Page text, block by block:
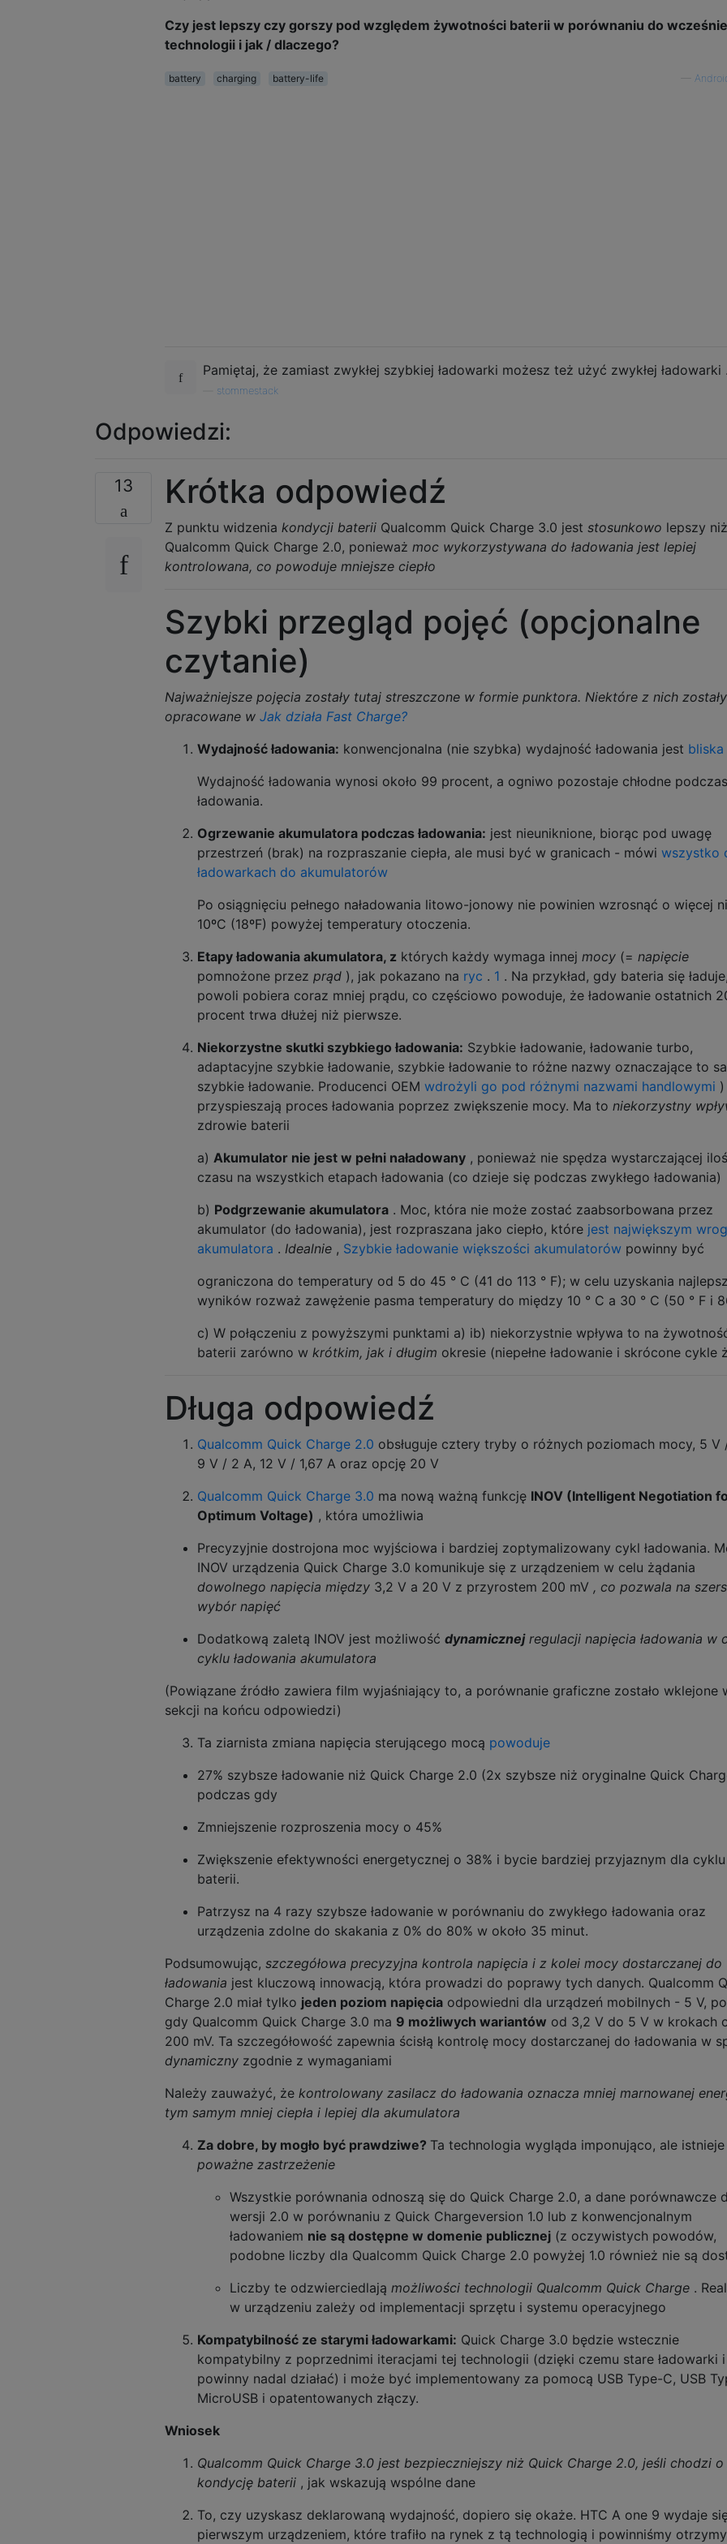
Czy jest lepszy czy gorszy pod względem żywotności baterii w porównaniu do
technologii i jak / dlaczego?
battery charging battery-life
Pamiętaj, że zamiast zwykłej szybkiej ładowarki możesz też użyć zwykłej ładowarki
stommestack
Odpowiedzi:
13 Krótka odpowiedź
Z punktu widzenia kondycji baterii Qualcomm Quick Charge 3.0 jest stosunkowo lepszy niż
Qualcomm Quick Charge 2.0, ponieważ moc wykorzystywana do ładowania jest lepiej
kontrolowana, co powoduje mniejsze ciepło
Szybki przegląd pojęć (opcjonalne
czytanie)
Najważniejsze pojęcia zostały tutaj streszczone w formie punktora. Niektóre z nich zostały
opracowane w Jak działa Fast Charge?
Wydajność ładowania: konwencjonalna (nie szybka) wydajność ładowania jest bliska
Wydajność ładowania wynosi około 99 procent, a ogniwo pozostaje chłodne podczas
ładowania.
Ogrzewanie akumulatora podczas ładowania: jest nieuniknione, biorąc pod uwagę
przestrzeń (brak) na rozpraszanie ciepła, ale musi być w granicach - mówi wszystko
ładowarkach do akumulatorów
Po osiągnięciu pełnego naładowania litowo-jonowy nie powinien wzrosnąć o więcej
10ºC (18ºF) powyżej temperatury otoczenia.
Etapy ładowania akumulatora, z których każdy wymaga innej mocy (= napięcie
pomnożone przez prąd ), jak pokazano na ryc . 1 . Na przykład, gdy bateria się
powoli pobiera coraz mniej prądu, co częściowo powoduje, że ładowanie ostatnich
procent trwa dłużej niż pierwsze.
Niekorzystne skutki szybkiego ładowania: Szybkie ładowanie, ładowanie turbo,
adaptacyjne szybkie ładowanie, szybkie ładowanie to różne nazwy oznaczające to
szybkie ładowanie. Producenci OEM wdrożyli go pod różnymi nazwami handlowymi )
przyspieszają proces ładowania poprzez zwiększenie mocy. Ma to niekorzystny
zdrowie baterii
a) Akumulator nie jest w pełni naładowany , ponieważ nie spędza wystarczającej
czasu na wszystkich etapach ładowania (co dzieje się podczas zwykłego ładowania)
b) Podgrzewanie akumulatora . Moc, która nie może zostać zaabsorbowana przez
akumulator (do ładowania), jest rozpraszana jako ciepło, które jest największym
akumulatora . Idealnie , Szybkie ładowanie większości akumulatorów powinny być
ograniczona do temperatury od 5 do 45 ° C (41 do 113 ° F); w celu uzyskania
wyników rozważ zawężenie pasma temperatury do między 10 ° C a 30 ° C (50 ° F i
c) W połączeniu z powyższymi punktami a) ib) niekorzystnie wpływa to na
baterii zarówno w krótkim, jak i długim okresie (niepełne ładowanie i skrócone cykle
Długa odpowiedź
Qualcomm Quick Charge 2.0 obsługuje cztery tryby o różnych poziomach mocy, 5 V
9 V / 2 A, 12 V / 1,67 A oraz opcję 20 V
Qualcomm Quick Charge 3.0 ma nową ważną funkcję INOV (Intelligent Negotiation
Optimum Voltage) , która umożliwia
Precyzyjnie dostrojona moc wyjściowa i bardziej zoptymalizowany cykl ładowania.
INOV urządzenia Quick Charge 3.0 komunikuje się z urządzeniem w celu żądania
dowolnego napięcia między 3,2 V a 20 V z przyrostem 200 mV , co pozwala na
wybór napięć
Dodatkową zaletą INOV jest możliwość dynamicznejregulacji napięcia ładowania w
cyklu ładowania akumulatora
(Powiązane źródło zawiera film wyjaśniający to, a porównanie graficzne zostało wklejone
sekcji na końcu odpowiedzi)
Ta ziarnista zmiana napięcia sterującego mocą powoduje
27% szybsze ładowanie niż Quick Charge 2.0 (2x szybsze niż oryginalne Quick
podczas gdy
Zmniejszenie rozproszenia mocy o 45%
Zwiększenie efektywności energetycznej o 38% i bycie bardziej przyjaznym dla
baterii.
Patrzysz na 4 razy szybsze ładowanie w porównaniu do zwykłego ładowania oraz
urządzenia zdolne do skakania z 0% do 80% w około 35 minut.
Podsumowując, szczegółowa precyzyjna kontrola napięcia i z kolei mocy dostarczanej do
ładowania jest kluczową innowacją, która prowadzi do poprawy tych danych. Qualcomm
Charge 2.0 miał tylko jeden poziom napięcia odpowiedni dla urządzeń mobilnych - 5 V,
gdy Qualcomm Quick Charge 3.0 ma 9 możliwych wariantów od 3,2 V do 5 V w krokach
200 mV. Ta szczegółowość zapewnia ścisłą kontrolę mocy dostarczanej do ładowania w
dynamiczny zgodnie z wymaganiami
Należy zauważyć, że kontrolowany zasilacz do ładowania oznacza mniej marnowanej
tym samym mniej ciepła i lepiej dla akumulatora
Za dobre, by mogło być prawdziwe? Ta technologia wygląda imponująco, ale istnieje
poważne zastrzeżenie
Wszystkie porównania odnoszą się do Quick Charge 2.0, a dane porównawcze
wersji 2.0 w porównaniu z Quick Chargeversion 1.0 lub z konwencjonalnym
ładowaniem nie są dostępne w domenie publicznej (z oczywistych powodów,
podobne liczby dla Qualcomm Quick Charge 2.0 powyżej 1.0 również nie są
Liczby te odzwierciedlają możliwości technologii Qualcomm Quick Charge .
w urządzeniu zależy od implementacji sprzętu i systemu operacyjnego
Kompatybilność ze starymi ładowarkami: Quick Charge 3.0 będzie wstecznie
kompatybilny z poprzednimi iteracjami tej technologii (dzięki czemu stare ładowarki
powinny nadal działać) i może być implementowany za pomocą USB Type-C, USB
MicroUSB i opatentowanych złączy.
Wniosek
Qualcomm Quick Charge 3.0 jest bezpieczniejszy niż Quick Charge 2.0, jeśli chodzi o
kondycję baterii , jak wskazują wspólne dane
To, czy uzyskasz deklarowaną wydajność, dopiero się okaże. HTC A one 9 wydaje
pierwszym urządzeniem, które trafiło na rynek z tą technologią i powinniśmy